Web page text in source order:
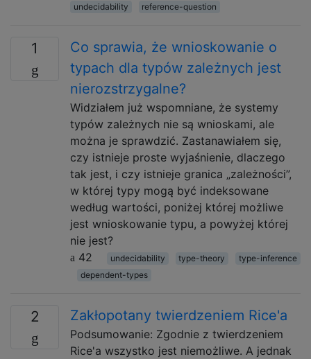
undecidability
reference-question
1
Co sprawia, że ​​wnioskowanie o
typach dla typów zależnych jest
nierozstrzygalne?
Widziałem już wspomniane, że systemy
typów zależnych nie są wnioskami, ale
można je sprawdzić. Zastanawiałem się,
czy istnieje proste wyjaśnienie, dlaczego
tak jest, i czy istnieje granica „zależności”,
w której typy mogą być indeksowane
według wartości, poniżej której możliwe
jest wnioskowanie typu, a powyżej której
nie jest?
42
undecidability type-theory
type-inference
dependent-types
2 Zakłopotany twierdzeniem Rice'a
Podsumowanie: Zgodnie z twierdzeniem
Rice'a wszystko jest niemożliwe. A jednak